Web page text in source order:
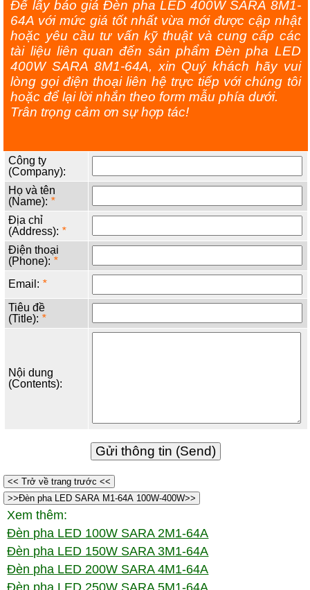
Để lấy báo giá Đèn pha LED 400W SARA 8M1-
64A với mức giá tốt nhất vừa mới được cập nhật
hoặc yêu cầu tư vấn kỹ thuật và cung cấp các
tài liệu liên quan đến sản phẩm Đèn pha LED
400W SARA 8M1-64A, xin Quý khách hãy vui
lòng gọi điện thoại liên hệ trực tiếp với chúng tôi
hoặc để lại lời nhắn theo form mẫu phía dưới.
Trân trọng cảm ơn sự hợp tác!
Công ty
(Company):
Họ và tên
(Name): *
Địa chỉ
(Address): *
Điện thoại
(Phone): *
Email: *
Tiêu đề
(Title): *
Nội dung
(Contents):
<< Trở về trang trước <<
>>Đèn pha LED SARA M1-64A 100W-400W>>
Xem thêm:
Đèn pha LED 100W SARA 2M1-64A
Đèn pha LED 150W SARA 3M1-64A
Đèn pha LED 200W SARA 4M1-64A
Đèn pha LED 250W SARA 5M1-64A